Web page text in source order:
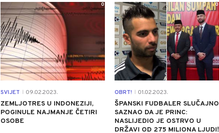
SVIJET 09.02.2023.
ZEMLJOTRES U INDONEZIJI,
POGINULE NAJMANJE ČETIRI
OSOBE
0
OBRT! 01.02.2023.
ŠPANSKI FUDBALER SLUČAJNO
SAZNAO DA JE PRINC:
NASLIJEDIO JE OSTRVO U
DRŽAVI OD 275 MILIONA LJUDI!
0